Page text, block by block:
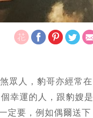
眾人，豹哥亦經常在
幸運的人，跟豹嫂是
定要，例如偶爾送下